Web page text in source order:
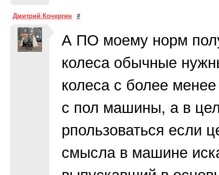
Дмитрий Кочергин #
А ПО моему норм
колеса обычные
колеса с более
с пол машины, а в
рпользоваться если
смысла в машине